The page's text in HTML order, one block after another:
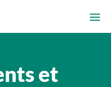
et